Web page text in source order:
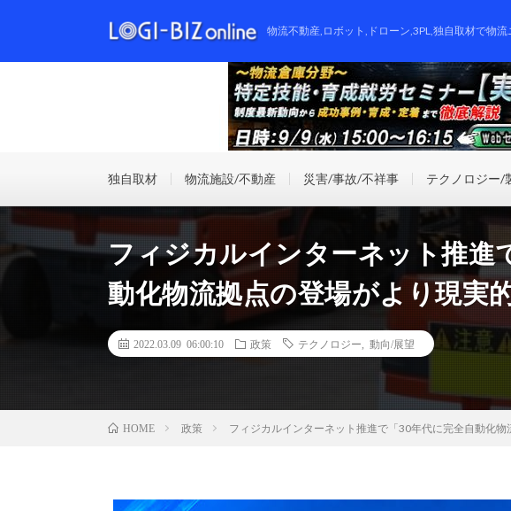
物流不動産,ロボット,ドローン,3PL,独自取材で物
独自取材 物流施設/不動産 災害/事故/不祥事 テクノロジー/
フィジカルインターネット推進
動化物流拠点の登場がより現実
2022.03.09 06:00:10 政策 テクノロジー 動向/展望
HOME 政策 フィジカルインターネット推進で「30年代に完全自動化物